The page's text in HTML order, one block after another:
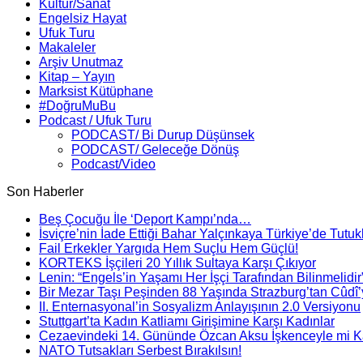
Kültür/Sanat
Engelsiz Hayat
Ufuk Turu
Makaleler
Arşiv Unutmaz
Kitap – Yayın
Marksist Kütüphane
#DoğruMuBu
Podcast / Ufuk Turu
PODCAST/ Bi Durup Düşünsek
PODCAST/ Geleceğe Dönüş
Podcast/Video
Son Haberler
Beş Çocuğu İle ‘Deport Kampı’nda…
İsviçre’nin İade Ettiği Bahar Yalçınkaya Türkiye’de
Fail Erkekler Yargıda Hem Suçlu Hem Güçlü!
KORTEKS İşçileri 20 Yıllık Sultaya Karşı Çıkıyor
Lenin: “Engels’in Yaşamı Her İşçi Tarafından
Bir Mezar Taşı Peşinden 88 Yaşında Strazburg’tan
II. Enternasyonal’in Sosyalizm Anlayışının 2.0 Versiyonu
Stuttgart’ta Kadın Katliamı Girişimine Karşı Kadınlar
Cezaevindeki 14. Gününde Özcan Aksu İşkenceyle mi
NATO Tutsakları Serbest Bırakılsın!